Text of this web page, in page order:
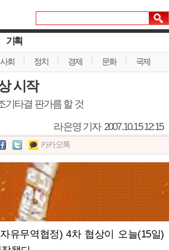
사회 정치 경제 문화 국제
기획
시작
기타결 판가름 할 것
라은영 기자 2007.10.15 12:15
카카오톡
유무역협정) 4차 협상이 오늘(15일)